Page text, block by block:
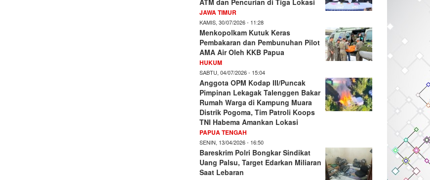
JAWA TIMUR
KAMIS, 30/07/2026 - 11:28
Menkopolkam Kutuk Keras
Pembakaran dan Pembunuhan Pilot
AMA Air Oleh KKB Papua
HUKUM
SABTU, 04/07/2026 - 15:04
Anggota OPM Kodap III/Puncak
Pimpinan Lekagak Talenggen Bakar
Rumah Warga di Kampung Muara
Distrik Pogoma, Tim Patroli Koops
TNI Habema Amankan Lokasi
PAPUA TENGAH
SENIN, 13/04/2026 - 16:50
Bareskrim Polri Bongkar Sindikat
Uang Palsu, Target Edarkan Miliaran
Saat Lebaran